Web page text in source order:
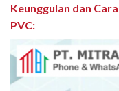
Keunggulan dan
PVC: